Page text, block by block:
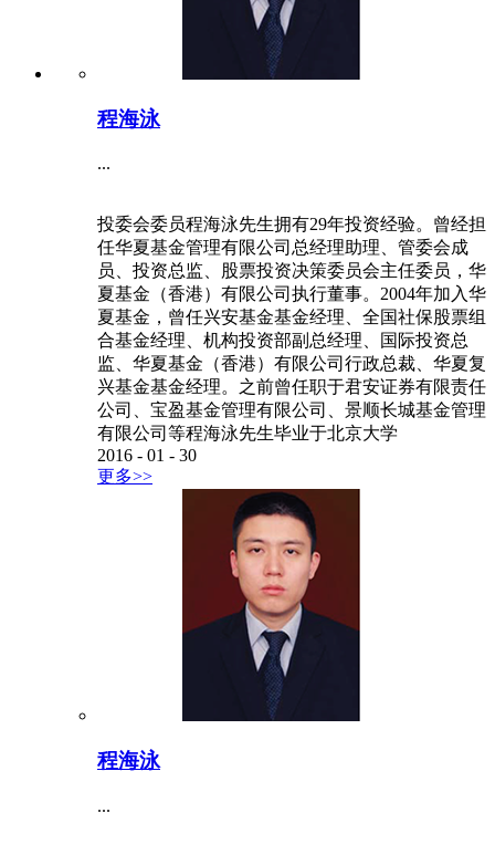
程海泳
...
投委会委员程海泳先生拥有29年投资经验。曾经担
任华夏基金管理有限公司总经理助理、管委会成
员、投资总监、股票投资决策委员会主任委员，华
夏基金（香港）有限公司执行董事。2004年加入华
夏基金，曾任兴安基金基金经理、全国社保股票组
合基金经理、机构投资部副总经理、国际投资总
监、华夏基金（香港）有限公司行政总裁、华夏复
兴基金基金经理。之前曾任职于君安证券有限责任
公司、宝盈基金管理有限公司、景顺长城基金管理
有限公司等程海泳先生毕业于北京大学
2016 - 01 - 30
更多>>
程海泳
...